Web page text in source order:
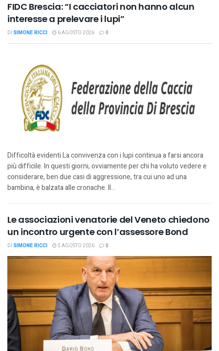
FIDC Brescia: “I cacciatori non hanno alcun
interesse a prelevare i lupi”
DI SIMONE RICCI 6 AGOSTO 2026 0
Difficoltà evidenti La convivenza con i lupi continua a farsi ancora
più difficile. In questi giorni, ovviamente per chi ha voluto vedere e
considerare, ben due casi di aggressione, tra cui uno ad una
bambina, è balzata alle cronache. Il...
Le associazioni venatorie del Veneto chiedono
un incontro urgente con l’assessore Bond
DI SIMONE RICCI 5 AGOSTO 2026 0